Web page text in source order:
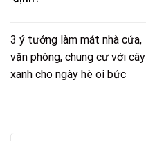
3 ý tưởng làm mát nhà cửa,
văn phòng, chung cư với cây
xanh cho ngày hè oi bức